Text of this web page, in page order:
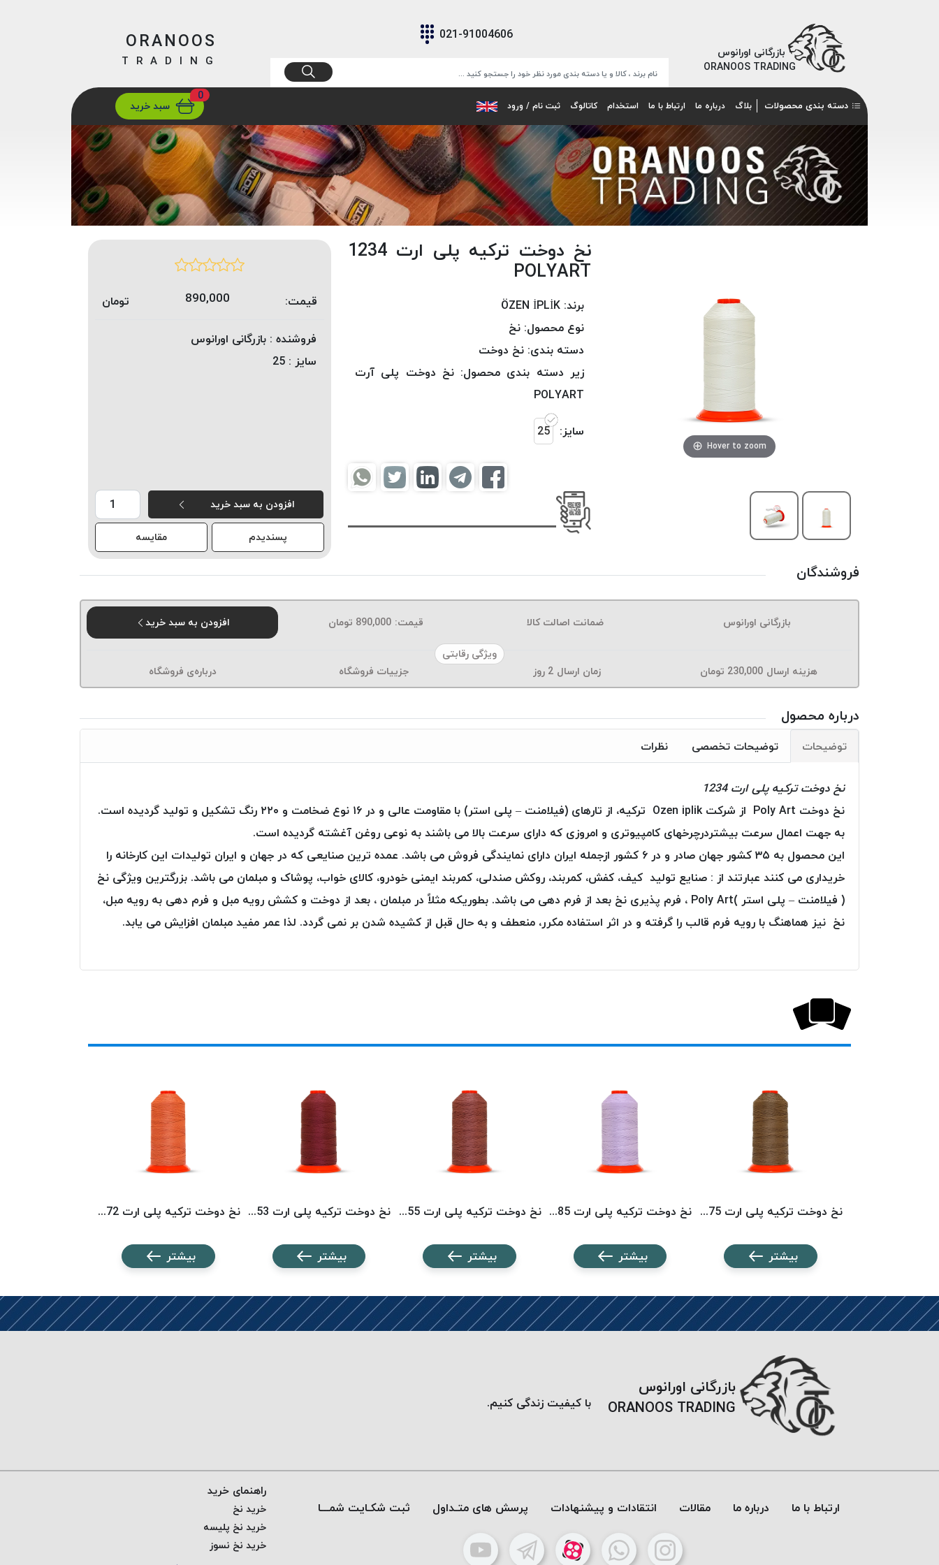
بازرگانی اورانوس
ORANOOS TRADING
021-91004606
ارسالتهران/ تهران
ORANOOS
TRADING
دسته بندی محصولات بلاگ درباره ما ارتباط با ما استخدام کاتالوگ ثبت نام / ورود
0
سبد خرید
Hover to zoom
نخ دوخت ترکیه پلی ارت 1234
POLYART
برند: ÖZEN İPLİK
نوع محصول: نخ
دسته بندی: نخ دوخت
زیر دسته بندی محصول: نخ دوخت پلی آرت
POLYART
سایز: 25
قیمت: 890,000
تومان
فروشنده : بازرگانی اورانوس
سایز : 25
افزودن به سبد خرید
پسندیدم
مقایسه
فروشندگان
بازرگانی اورانوس ضمانت اصالت کالا قیمت: 890,000 تومان
افزودن به سبد خرید
ویژگی رقابتی
هزینه ارسال 230,000 تومان زمان ارسال 2 روز جزییات فروشگاه درباره‌ی فروشگاه
درباره محصول
توضیحات توضیحات تخصصی نظرات
نخ دوخت ترکیه پلی ارت 1234
نخ دوخت Poly Art از شرکت Ozen iplik ترکیه، از تارهای (فیلامنت – پلی استر) با مقاومت عالی و در ۱۶ نوع ضخامت و ۲۲۰ رنگ تشکیل و تولید گردیده است.
به جهت اعمال سرعت بیشتردرچرخهای کامپیوتری و امروزی که دارای سرعت بالا می باشند به نوعی روغن آغشته گردیده است.
این محصول به ۳۵ کشور جهان صادر و در ۶ کشور ازجمله ایران دارای نمایندگی فروش می باشد. عمده ترین صنایعی که در جهان و ایران تولیدات این کارخانه را
خریداری می کنند عبارتند از : صنایع تولید کیف، کفش، کمربند، روکش صندلی، کمربند ایمنی خودرو، کالای خواب، پوشاک و مبلمان می باشد. بزرگترین ویژگی نخ
( فیلامنت – پلی استر )Poly Art ، فرم پذیری نخ بعد از فرم دهی می باشد. بطوریکه مثلاً در مبلمان ، بعد از دوخت و کشش رویه مبل و فرم دهی به رویه مبل،
نخ نیز هماهنگ با رویه فرم قالب را گرفته و در اثر استفاده مکرر، منعطف و به حال قبل از کشیده شدن بر نمی گردد. لذا عمر مفید مبلمان افزایش می یابد.
نخ دوخت ترکیه پلی ارت 1575 POLYART
بیشتر
نخ دوخت ترکیه پلی ارت 8585 POLYART
بیشتر
نخ دوخت ترکیه پلی ارت 8355 POLYART
بیشتر
نخ دوخت ترکیه پلی ارت 8153 POLYART
بیشتر
نخ دوخت ترکیه پلی ارت 8072 POLYART
بیشتر
بازرگانی اورانوس
ORANOOS TRADING
با کیفیت زندگی کنیم.
ارتباط با ما درباره ما مقالات انتقادات و پیشنهادات پرسش های متـداول ثبت شکـایت شمـــا
راهنمای خرید
خرید نخ
خرید نخ پلیسه
خرید نخ نسوز